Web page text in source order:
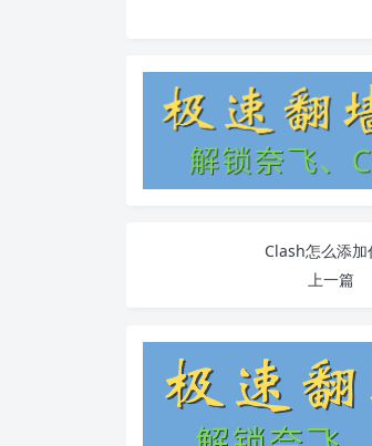
Clash怎么添加
上一篇